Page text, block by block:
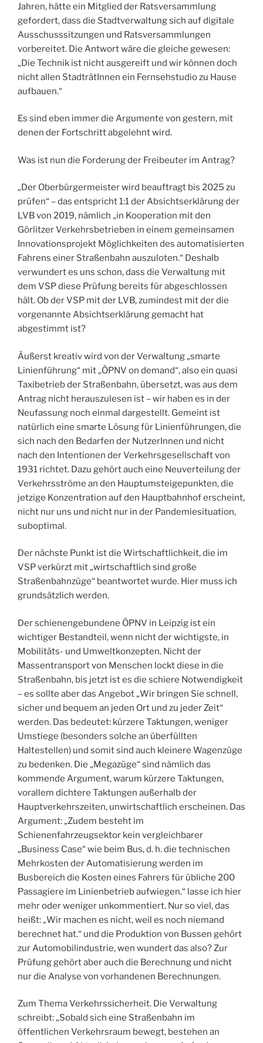
Jahren, hätte ein Mitglied der Ratsversammlung
gefordert, dass die Stadtverwaltung sich auf digitale
Ausschusssitzungen und Ratsversammlungen
vorbereitet. Die Antwort wäre die gleiche gewesen:
„Die Technik ist nicht ausgereift und wir können doch
nicht allen StadträtInnen ein Fernsehstudio zu Hause
aufbauen.“
Es sind eben immer die Argumente von gestern, mit
denen der Fortschritt abgelehnt wird.
Was ist nun die Forderung der Freibeuter im Antrag?
„Der Oberbürgermeister wird beauftragt bis 2025 zu
prüfen“ – das entspricht 1:1 der Absichtserklärung der
LVB von 2019, nämlich „in Kooperation mit den
Görlitzer Verkehrsbetrieben in einem gemeinsamen
Innovationsprojekt Möglichkeiten des automatisierten
Fahrens einer Straßenbahn auszuloten.“ Deshalb
verwundert es uns schon, dass die Verwaltung mit
dem VSP diese Prüfung bereits für abgeschlossen
hält. Ob der VSP mit der LVB, zumindest mit der die
vorgenannte Absichtserklärung gemacht hat
abgestimmt ist?
Äußerst kreativ wird von der Verwaltung „smarte
Linienführung“ mit „ÖPNV on demand“, also ein quasi
Taxibetrieb der Straßenbahn, übersetzt, was aus dem
Antrag nicht herauszulesen ist – wir haben es in der
Neufassung noch einmal dargestellt. Gemeint ist
natürlich eine smarte Lösung für Linienführungen, die
sich nach den Bedarfen der NutzerInnen und nicht
nach den Intentionen der Verkehrsgesellschaft von
1931 richtet. Dazu gehört auch eine Neuverteilung der
Verkehrsströme an den Hauptumsteigepunkten, die
jetzige Konzentration auf den Hauptbahnhof erscheint,
nicht nur uns und nicht nur in der Pandemiesituation,
suboptimal.
Der nächste Punkt ist die Wirtschaftlichkeit, die im
VSP verkürzt mit „wirtschaftlich sind große
Straßenbahnzüge“ beantwortet wurde. Hier muss ich
grundsätzlich werden.
Der schienengebundene ÖPNV in Leipzig ist ein
wichtiger Bestandteil, wenn nicht der wichtigste, in
Mobilitäts- und Umweltkonzepten. Nicht der
Massentransport von Menschen lockt diese in die
Straßenbahn, bis jetzt ist es die schiere Notwendigkeit
– es sollte aber das Angebot „Wir bringen Sie schnell,
sicher und bequem an jeden Ort und zu jeder Zeit“
werden. Das bedeutet: kürzere Taktungen, weniger
Umstiege (besonders solche an überfüllten
Haltestellen) und somit sind auch kleinere Wagenzüge
zu bedenken. Die „Megazüge“ sind nämlich das
kommende Argument, warum kürzere Taktungen,
vorallem dichtere Taktungen außerhalb der
Hauptverkehrszeiten, unwirtschaftlich erscheinen. Das
Argument: „Zudem besteht im
Schienenfahrzeugsektor kein vergleichbarer
„Business Case“ wie beim Bus, d. h. die technischen
Mehrkosten der Automatisierung werden im
Busbereich die Kosten eines Fahrers für übliche 200
Passagiere im Linienbetrieb aufwiegen.“ lasse ich hier
mehr oder weniger unkommentiert. Nur so viel, das
heißt: „Wir machen es nicht, weil es noch niemand
berechnet hat.“ und die Produktion von Bussen gehört
zur Automobilindustrie, wen wundert das also? Zur
Prüfung gehört aber auch die Berechnung und nicht
nur die Analyse von vorhandenen Berechnungen.
Zum Thema Verkehrssicherheit. Die Verwaltung
schreibt: „Sobald sich eine Straßenbahn im
öffentlichen Verkehrsraum bewegt, bestehen an